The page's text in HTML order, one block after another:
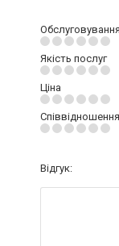
Обслуговування
Якість послуг
Ціна
Співвідношення
Відгук: